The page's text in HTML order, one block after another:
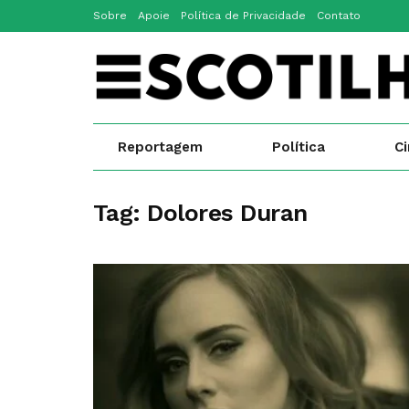
Sobre Apoie Política de Privacidade Contato
Reportagem Política
Tag: Dolores Duran